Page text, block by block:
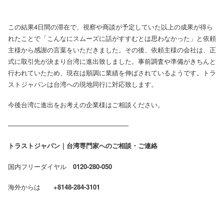
この結果4日間の滞在で、視察や商談が予定していた以上の成果が得ら
れたことで「こんなにスムーズに話がすすむとは思わなかった」と依頼
主様から感謝の言葉をいただきました。その後、依頼主様の会社は、正
式に取引先が決まり台湾に進出致しました。事前調査や準備がきちんと
行われていたため、現在は順調に業績を伸ばされているようです。トラ
ストジャパンは台湾への現地同行に対応致します。
今後台湾に進出をお考えの企業様はご相談ください。
——————————————————–
トラストジャパン｜台湾専門家へのご相談・ご連絡
国内フリーダイヤル 0120-280-050
海外からは +8148-284-3101